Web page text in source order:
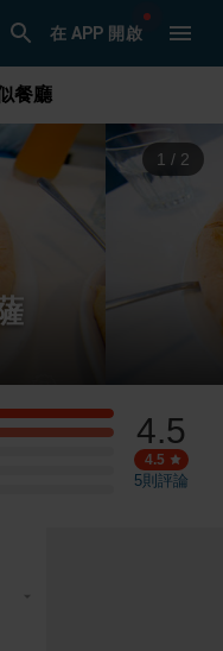
在 APP 開啟
餐廳
1 / 2
4.5
4.5
5則評論